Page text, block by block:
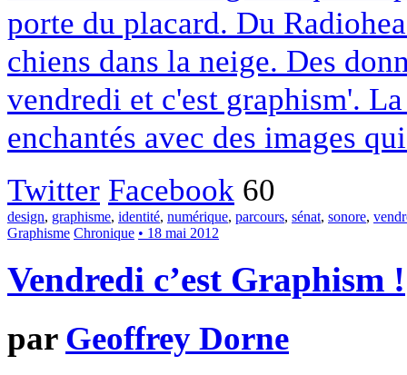
porte du placard. Du
chiens dans la neige. Des
vendredi et c'est graphism'.
enchantés avec des images
Twitter Facebook 60
design, graphisme, identité, numérique, parcours, sénat, sonore,
Graphisme Chronique • 18 mai 2012
Vendredi c’est Graphism !
par Geoffrey Dorne